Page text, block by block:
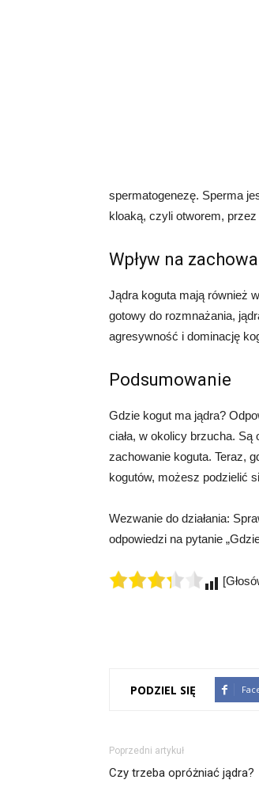
spermatogenezę. Sperma
kloaką, czyli otworem,
Wpływ na
Jądra koguta mają również
gotowy do rozmnażania,
agresywność i dominację
Podsumowanie
Gdzie kogut ma jądra?
ciała, w okolicy brzucha.
zachowanie koguta. Teraz,
kogutów, możesz podzielić
Wezwanie do działania:
odpowiedzi na pytanie
PODZIEL SIĘ
Poprzedni artykuł
Czy trzeba opróżniać jądra?